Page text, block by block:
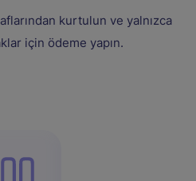
kurtulun ve yalnızca
için ödeme yapın.